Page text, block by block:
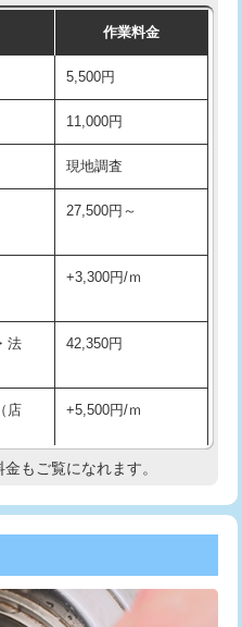
27,500円
38,500円
38,500円
現場見積
16,500円
です。
11,000円+材料費
13,200円
16,500円
） 16,500円
16,500円
5,500円
ド止
5,500円
し作
11,000円
使
銅
44,000円
作業料金
5,500円
11,000円
現地調査
27,500円～
+3,300円/ｍ
法
42,350円
店
+5,500円/ｍ
現地調査
+3,300円
もご覧になれます。